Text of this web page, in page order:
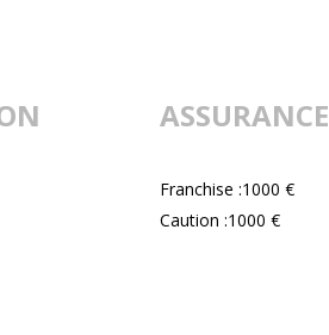
ASSURANCE
Franchise :1000 €
Caution :1000 €